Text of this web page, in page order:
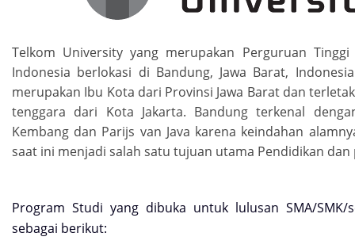
Telkom University yang merupakan Perguruan
Indonesia berlokasi di Bandung, Jawa Barat,
merupakan Ibu Kota dari Provinsi Jawa Barat dan
tenggara dari Kota Jakarta. Bandung terkenal
Kembang dan Parijs van Java karena keindahan
saat ini menjadi salah satu tujuan utama Pendidikan dan
Program Studi yang dibuka untuk lulusan SMA/SMK/
sebagai berikut: